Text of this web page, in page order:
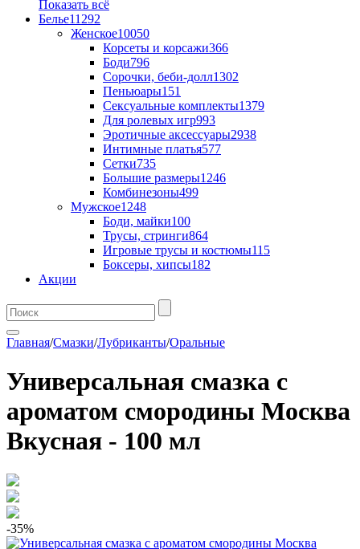
Показать всё
Белье11292
Женское10050
Корсеты и корсажи366
Боди796
Сорочки, беби-долл1302
Пеньюары151
Сексуальные комплекты1379
Для ролевых игр993
Эротичные аксессуары2938
Интимные платья577
Сетки735
Большие размеры1246
Комбинезоны499
Мужское1248
Боди, майки100
Трусы, стринги864
Игровые трусы и костюмы115
Боксеры, хипсы182
Акции
Главная/Смазки/Лубриканты/Оральные
Универсальная смазка с
ароматом смородины Москва
Вкусная - 100 мл
-35%